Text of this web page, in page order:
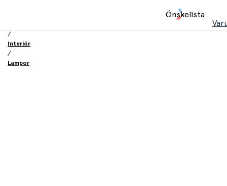
Önskelista
/
Interiör
/
Lampor